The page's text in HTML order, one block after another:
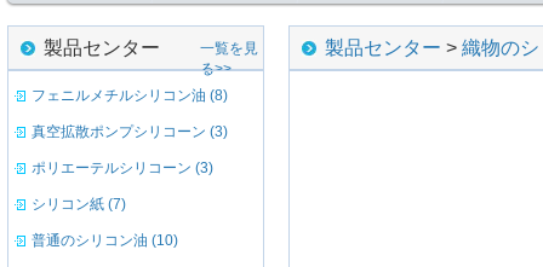
製品センター
一覧を見
る>>
フェニルメチルシリコン油 (8)
真空拡散ポンプシリコーン (3)
ポリエーテルシリコーン (3)
シリコン紙 (7)
普通のシリコン油 (10)
製品センター >織物の